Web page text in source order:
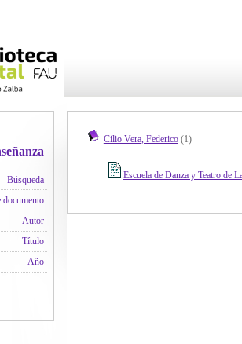
Búsqueda
documento
Autor
Título
Año
Cilio Vera, Federico(1)
Escuela de Danza y Teatro de